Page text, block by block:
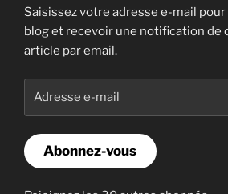
Saisissez votre adresse e-mail pour
blog et recevoir une notification de
article par email.
Abonnez-vous